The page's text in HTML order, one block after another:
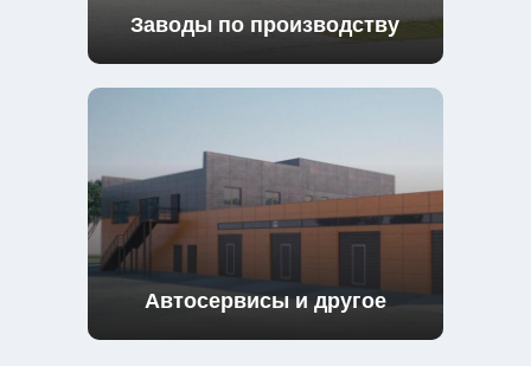
Заводы по производству
Автосервисы и другое